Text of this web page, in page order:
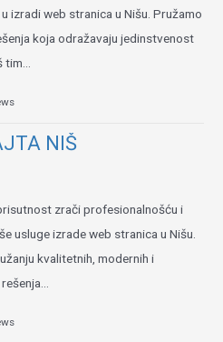
izradi web stranica u Nišu. Pružamo
koja odražavaju jedinstvenost
tim...
NIŠ
zrači profesionalnošću i
usluge izrade web stranica u Nišu.
kvalitetnih, modernih i